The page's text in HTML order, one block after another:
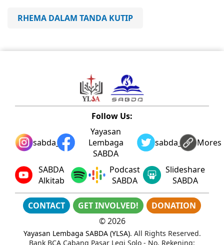
RHEMA DALAM TANDA KUTIP
Follow Us:
sabda_ylsa
Yayasan
Lembaga
SABDA
sabda_ylsaMores
SABDA
Alkitab
Podcast
SABDA
Slideshare
SABDA
CONTACT GET INVOLVED!
DONATION
©2026
Yayasan Lembaga SABDA (YLSA). All Rights Reserved.
Bank BCA Cabang Pasar Legi Solo - No. Rekening: